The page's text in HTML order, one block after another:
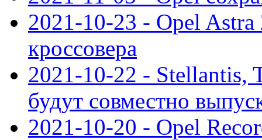
2021-10-23 - Opel Astra
кроссовера
2021-10-22 - Stellantis,
будут совместно
2021-10-20 - Opel